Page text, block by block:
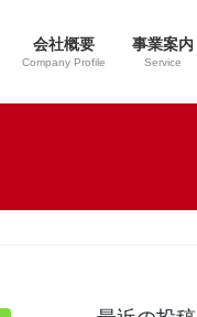
会社概要
Company Profile
事業案内
Service